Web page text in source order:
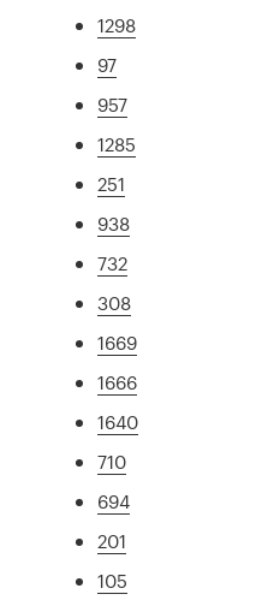
1298
97
957
1285
251
938
732
308
1669
1666
1640
710
694
201
105